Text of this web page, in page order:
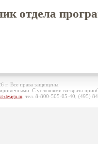
отдела
г. Все права защищены.
С условиями возврата
design.ru , тел. 8-800-505-05-40, (495)